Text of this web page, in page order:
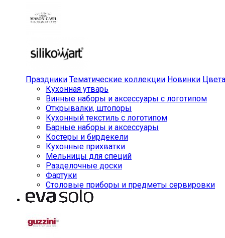
Праздники Тематические коллекции Новинки Цвета
Кухонная утварь
Винные наборы и аксессуары с логотипом
Открывалки, штопоры
Кухонный текстиль с логотипом
Барные наборы и аксессуары
Костеры и бирдекели
Кухонные прихватки
Мельницы для специй
Разделочные доски
Фартуки
Столовые приборы и предметы сервировки